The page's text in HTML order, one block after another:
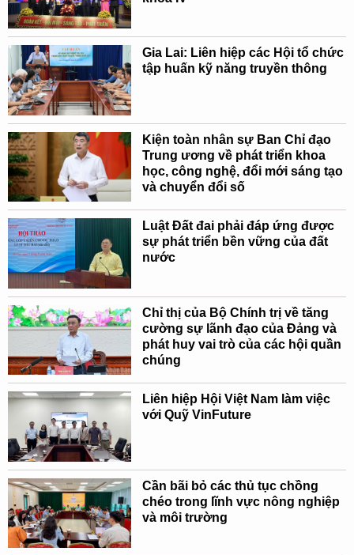
Gia Lai: Liên hiệp các Hội tổ chức
tập huấn kỹ năng truyền thông
Kiện toàn nhân sự Ban Chỉ đạo
Trung ương về phát triển khoa
học, công nghệ, đổi mới sáng tạo
và chuyển đổi số
Luật Đất đai phải đáp ứng được
sự phát triển bền vững của đất
nước
Chỉ thị của Bộ Chính trị về tăng
cường sự lãnh đạo của Đảng và
phát huy vai trò của các hội quần
chúng
Liên hiệp Hội Việt Nam làm việc
với Quỹ VinFuture
Cần bãi bỏ các thủ tục chồng
chéo trong lĩnh vực nông nghiệp
và môi trường